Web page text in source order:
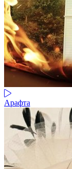
Арафта